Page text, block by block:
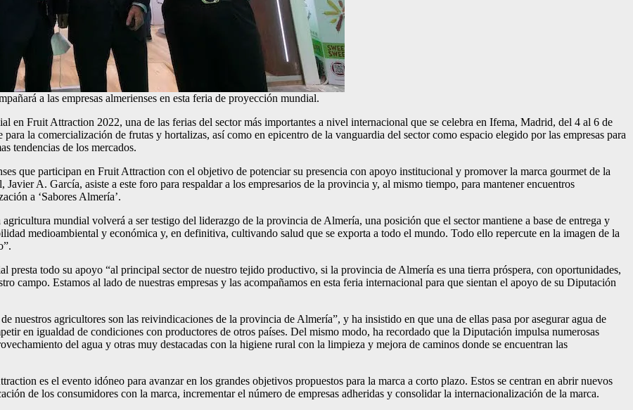
a las empresas almerienses en esta feria de proyección mundial.
en Fruit Attraction 2022, una de las ferias del sector más importantes a nivel internacional que se celebra en Ifema, Madrid, del 4 al 6 de
la comercialización de frutas y hortalizas, así como en epicentro de la vanguardia del sector como espacio elegido por las empresas para
tendencias de los mercados.
que participan en Fruit Attraction con el objetivo de potenciar su presencia con apoyo institucional y promover la marca gourmet de la
A. García, asiste a este foro para respaldar a los empresarios de la provincia y, al mismo tiempo, para mantener encuentros
a ‘Sabores Almería’.
mundial volverá a ser testigo del liderazgo de la provincia de Almería, una posición que el sector mantiene a base de entrega y
medioambiental y económica y, en definitiva, cultivando salud que se exporta a todo el mundo. Todo ello repercute en la imagen de la
presta todo su apoyo “al principal sector de nuestro tejido productivo, si la provincia de Almería es una tierra próspera, con oportunidades,
campo. Estamos al lado de nuestras empresas y las acompañamos en esta feria internacional para que sientan el apoyo de su Diputación
nuestros agricultores son las reivindicaciones de la provincia de Almería”, y ha insistido en que una de ellas pasa por asegurar agua de
en igualdad de condiciones con productores de otros países. Del mismo modo, ha recordado que la Diputación impulsa numerosas
del agua y otras muy destacadas con la higiene rural con la limpieza y mejora de caminos donde se encuentran las
es el evento idóneo para avanzar en los grandes objetivos propuestos para la marca a corto plazo. Estos se centran en abrir nuevos
de los consumidores con la marca, incrementar el número de empresas adheridas y consolidar la internacionalización de la marca.